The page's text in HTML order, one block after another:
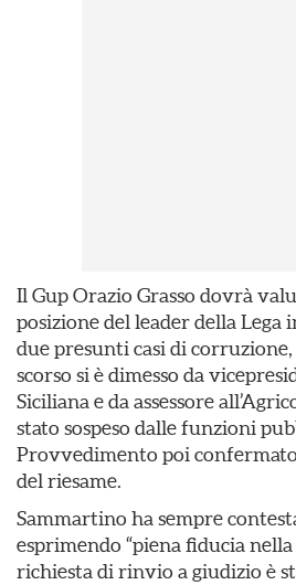
Il Gup Orazio Grasso dovrà
posizione del leader della Lega
due presunti casi di
scorso si è dimesso da
Siciliana e da assessore
stato sospeso dalle funzioni
Provvedimento poi
del riesame.
Sammartino ha sempre
esprimendo “piena fiducia nella
richiesta di rinvio a giudizio è